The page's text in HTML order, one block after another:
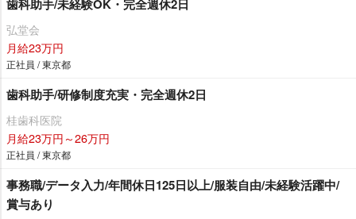
歯科助手/未経験OK・完全週休2日
弘堂会
月給23万円
正社員 / 東京都
歯科助手/研修制度充実・完全週休2日
桂歯科医院
月給23万円～26万円
正社員 / 東京都
事務職/データ入力/年間休日125日以上/服装自由/未経験活躍中/
賞与あり